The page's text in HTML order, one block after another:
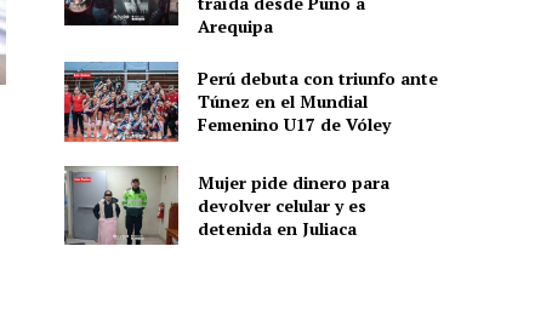
Arequipa
Perú debuta con triunfo ante
Túnez en el Mundial
Femenino U17 de Vóley
Mujer pide dinero para
devolver celular y es
detenida en Juliaca